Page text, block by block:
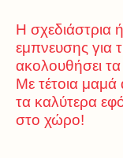
Η σχεδιάστρια
εμπνευσης για
ακολουθήσει
Με τέτοια μαμά
τα καλύτερα
στο χώρο!